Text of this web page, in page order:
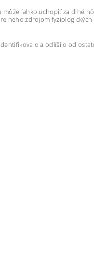
ľahko uchopiť za dlhé
neho zdrojom fyziologických
a odlíšilo od